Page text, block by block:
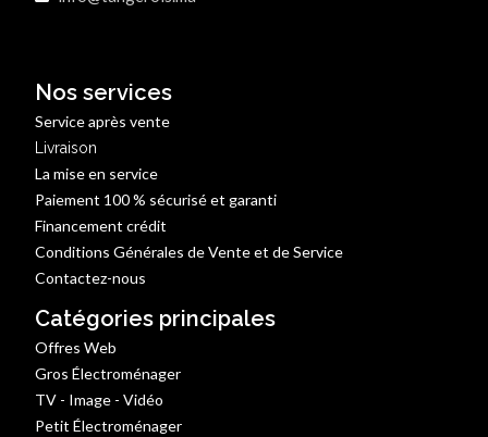
Nos services
Service après vente
Livraison
La mise en service
Paiement 100 % sécurisé et garanti
Financement crédit
Conditions Générales de Vente et de Service
Contactez-nous
Catégories principales
Offres Web
Gros Électroménager
TV - Image - Vidéo
Petit Électroménager